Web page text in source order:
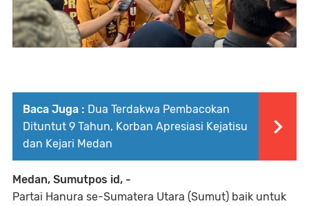
Baca Juga : Dua Terdakwa Pembacokan
Dituntut 9 Tahun, Korban Apresiasi Kejatisu
dan Kejari Medan
Medan, Sumutpos id, -
Partai Hanura se-Sumatera Utara (Sumut) baik untuk